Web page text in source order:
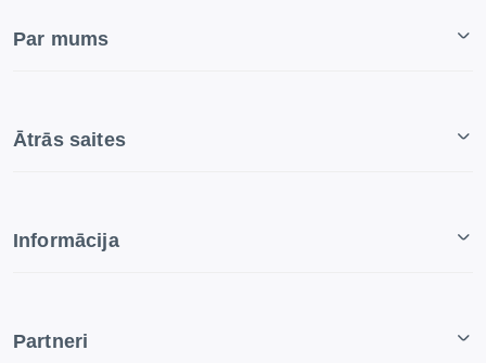
Par mums
Ātrās saites
Informācija
Partneri